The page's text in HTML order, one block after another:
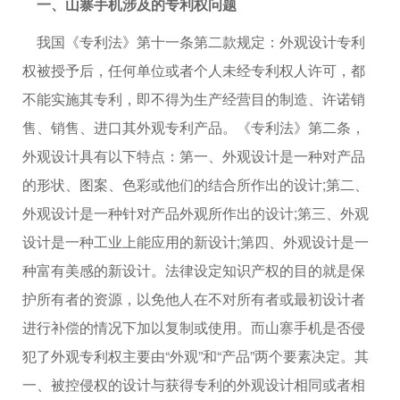
我国《专利法》第十一条第二款规定：外观设计专利
权被授予后，任何单位或者个人未经专利权人许可，都
不能实施其专利，即不得为生产经营目的制造、许诺销
售、销售、进口其外观专利产品。《专利法》第二条，
外观设计具有以下特点：第一、外观设计是一种对产品
的形状、图案、色彩或他们的结合所作出的设计;第二、
外观设计是一种针对产品外观所作出的设计;第三、外观
设计是一种工业上能应用的新设计;第四、外观设计是一
种富有美感的新设计。法律设定知识产权的目的就是保
护所有者的资源，以免他人在不对所有者或最初设计者
进行补偿的情况下加以复制或使用。而山寨手机是否侵
犯了外观专利权主要由“外观”和“产品”两个要素决定。其
一、被控侵权的设计与获得专利的外观设计相同或者相